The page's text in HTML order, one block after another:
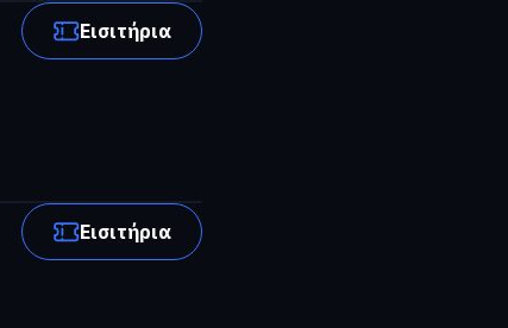
Εισιτήρια
Εισιτήρια